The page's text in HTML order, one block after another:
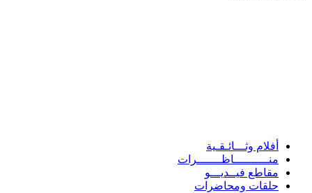
أفلام وثـــائـقـية
منــــــــــاظـــــــرات
مقاطع فيــديـــو
حلقات ومحاضرات